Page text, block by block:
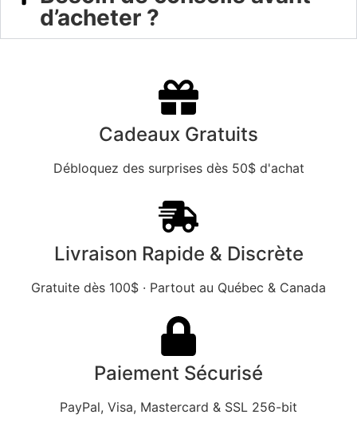
d’acheter ?
Cadeaux Gratuits
Débloquez des surprises dès 50$ d'achat
Livraison Rapide & Discrète
Gratuite dès 100$ · Partout au Québec & Canada
Paiement Sécurisé
PayPal, Visa, Mastercard & SSL 256-bit